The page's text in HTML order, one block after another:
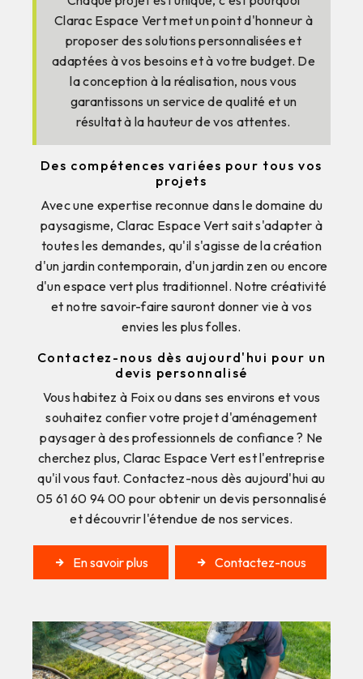
Clarac Espace Vert met un point d'honneur à
proposer des solutions personnalisées et
adaptées à vos besoins et à votre budget. De
la conception à la réalisation, nous vous
garantissons un service de qualité et un
résultat à la hauteur de vos attentes.
Des compétences variées pour tous vos
projets
Avec une expertise reconnue dans le domaine du
paysagisme, Clarac Espace Vert sait s'adapter à
toutes les demandes, qu'il s'agisse de la création
d'un jardin contemporain, d'un jardin zen ou encore
d'un espace vert plus traditionnel. Notre créativité
et notre savoir-faire sauront donner vie à vos
envies les plus folles.
Contactez-nous dès aujourd'hui pour un
devis personnalisé
Vous habitez à Foix ou dans ses environs et vous
souhaitez confier votre projet d'aménagement
paysager à des professionnels de confiance ? Ne
cherchez plus, Clarac Espace Vert est l'entreprise
qu'il vous faut. Contactez-nous dès aujourd'hui au
05 61 60 94 00 pour obtenir un devis personnalisé
et découvrir l'étendue de nos services.
En savoir plus Contactez-nous